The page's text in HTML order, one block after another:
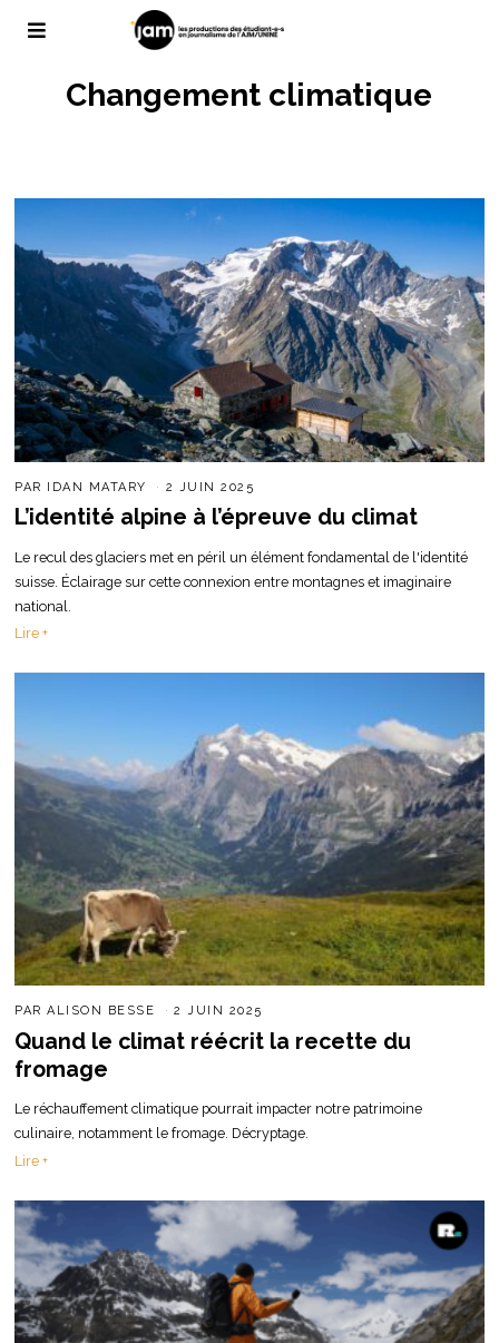
Changement climatique
PAR IDAN MATARY 2 JUIN 2025
L’identité alpine à l’épreuve du climat
Le recul des glaciers met en péril un élément fondamental de l'identité
suisse. Éclairage sur cette connexion entre montagnes et imaginaire
national.
Lire +
PARALISON BESSE 2 JUIN 2025
Quand le climat réécrit la recette du
fromage
Le réchauffement climatique pourrait impacter notre patrimoine
culinaire, notamment le fromage. Décryptage.
Lire +